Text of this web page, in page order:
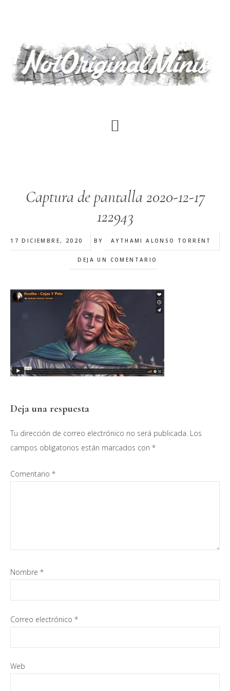
principal
Captura de pantalla 2020-12-17
122943
17 DICIEMBRE, 2020 BY AYTHAMI ALONSO TORRENT
DEJA UN COMENTARIO
Interacciones
los
Deja una respuesta
Tu dirección de correo electrónico no será publicada. Los
campos obligatorios están marcados con *
Comentario *
Nombre *
Correo electrónico *
Web